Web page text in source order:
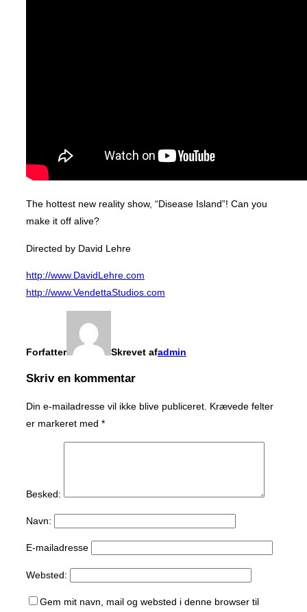
The hottest new reality show, “Disease Island”! Can you
make it off alive?
Directed by David Lehre
http://www.DavidLehre.com
http://www.VendettaStudios.com
Forfatter Skrevet afadmin
Skriv en kommentar
Din e-mailadresse vil ikke blive publiceret. Krævede felter
er markeret med *
Besked:
Navn:
E-mailadresse
Websted:
Gem mit navn, mail og websted i denne browser til